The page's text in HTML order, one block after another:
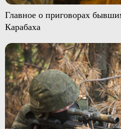
Главное о приговорах
Карабаха